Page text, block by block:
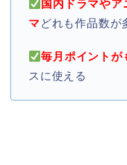
国内ドラマやア
マ どれも作品数が
毎月ポイントが
スに使える